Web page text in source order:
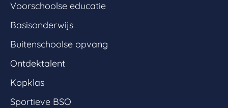
Voorschoolse educatie
Basisonderwijs
Buitenschoolse opvang
Ontdektalent
Kopklas
Sportieve BSO